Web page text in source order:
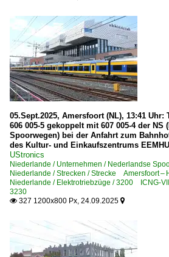
Sonstiges
Strecken
Strecke Amersfoort – Hengelo
Unternehmen
Veolia Transport Nederland
Österreich
Bahnhöfe
Personenwagen
Eurofimawagen UIC-Z
05.Sept.2025, Amersfoort (NL), 13:41 Uhr:
606 005-5 gekoppelt mit 607 005-4 der NS
Spoorwegen) bei der Anfahrt zum
des Kultur- und Einkaufszentrums
UStronics
Niederlande / Unternehmen / Nederlandse
Niederlande / Strecken / Strecke Amersfoort –
Niederlande / Elektrotriebzüge / 3200 ICNG-
3230
 327 1200x800 Px, 24.09.2025 